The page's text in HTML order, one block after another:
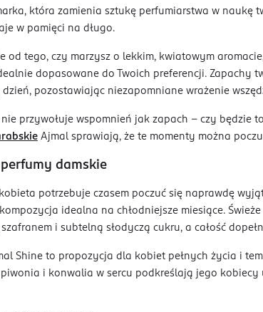
która zamienia sztukę perfumiarstwa w naukę
w pamięci na długo.
od tego, czy marzysz o lekkim, kwiatowym
dopasowane do Twoich preferencji. Zapachy
dzień, pozostawiając niezapomniane wrażenie
przywołuje wspomnień jak zapach – czy będzie
Ajmal sprawiają, że te momenty można
damskie
potrzebuje czasem poczuć się naprawdę
idealna na chłodniejsze miesiące.
szafranem i subtelną słodyczą cukru, a całość
Shine to propozycja dla kobiet pełnych życia i
piwonia i konwalia w sercu podkreślają jego